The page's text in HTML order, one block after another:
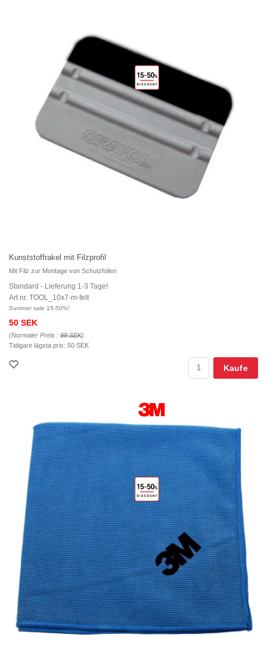
Kunststoffrakel mit Filzprofil
Mit Filz zur Montage von Schutzfolien
Standard - Lieferung 1-3 Tage!
Art nr. TOOL_10x7-m-felt
Summer sale 15-50%!
50 SEK
(Normaler Preis : 99 SEK)
Tidigare lägsta pris: 50 SEK
Kaufe